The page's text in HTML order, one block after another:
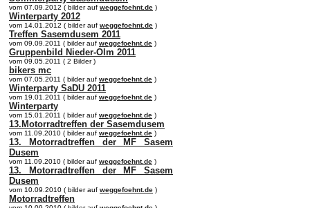
vom 07.09.2012 ( bilder auf weggefoehnt.de )
Winterparty 2012
vom 14.01.2012 ( bilder auf weggefoehnt.de )
Treffen Sasemdusem 2011
vom 09.09.2011 ( bilder auf weggefoehnt.de )
Gruppenbild Nieder-Olm 2011
vom 09.05.2011 ( 2 Bilder )
bikers mc
vom 07.05.2011 ( bilder auf weggefoehnt.de )
Winterparty SaDU 2011
vom 19.01.2011 ( bilder auf weggefoehnt.de )
Winterparty
vom 15.01.2011 ( bilder auf weggefoehnt.de )
13.Motorradtreffen der Sasemdusem
vom 11.09.2010 ( bilder auf weggefoehnt.de )
13. Motorradtreffen der MF Sasem
Dusem
vom 11.09.2010 ( bilder auf weggefoehnt.de )
13. Motorradtreffen der MF Sasem
Dusem
vom 10.09.2010 ( bilder auf weggefoehnt.de )
Motorradtreffen